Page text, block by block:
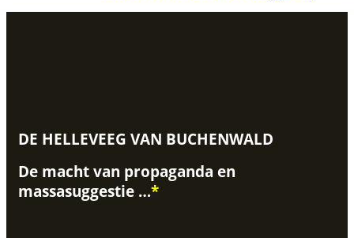
DE HELLEVEEG VAN BUCHENWALD
De macht van propaganda en
massasuggestie …*